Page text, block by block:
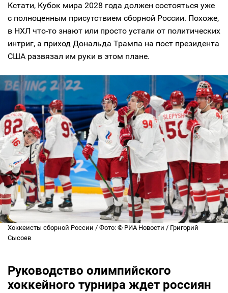
Кстати, Кубок мира 2028 года должен состояться уже
с полноценным присутствием сборной России. Похоже,
в НХЛ что-то знают или просто устали от политических
интриг, а приход Дональда Трампа на пост президента
США развязал им руки в этом плане.
Хоккеисты сборной России / Фото: © РИА Новости / Григорий
Сысоев
Руководство олимпийского
хоккейного турнира ждет россиян